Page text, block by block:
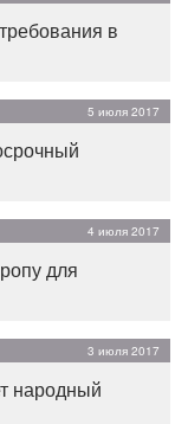
в
5 июля 2017
4 июля 2017
для
3 июля 2017
народный